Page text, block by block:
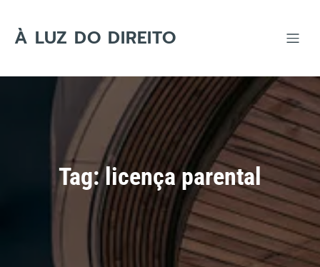
content
À LUZ DO DIREITO
Tag:licença parental